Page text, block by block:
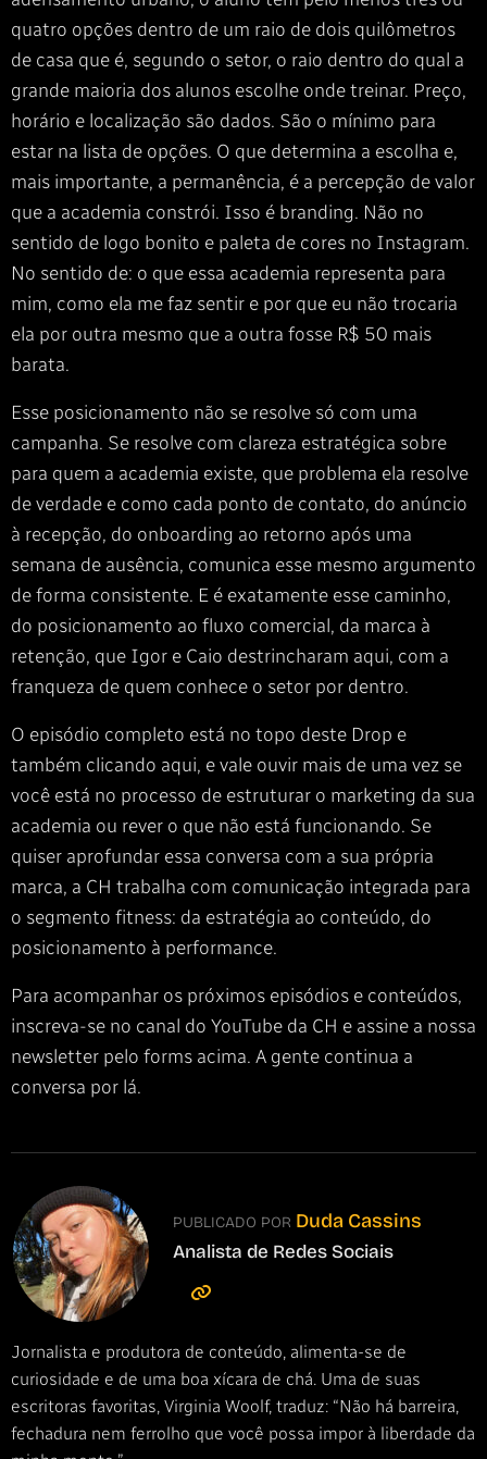
quatro opções dentro de um raio de dois quilômetros
de casa que é, segundo o setor, o raio dentro do qual a
grande maioria dos alunos escolhe onde treinar. Preço,
horário e localização são dados. São o mínimo para
estar na lista de opções. O que determina a escolha e,
mais importante, a permanência, é a percepção de valor
que a academia constrói. Isso é branding. Não no
sentido de logo bonito e paleta de cores no Instagram.
No sentido de: o que essa academia representa para
mim, como ela me faz sentir e por que eu não trocaria
ela por outra mesmo que a outra fosse R$ 50 mais
barata.
Esse posicionamento não se resolve só com uma
campanha. Se resolve com clareza estratégica sobre
para quem a academia existe, que problema ela resolve
de verdade e como cada ponto de contato, do anúncio
à recepção, do onboarding ao retorno após uma
semana de ausência, comunica esse mesmo argumento
de forma consistente. E é exatamente esse caminho,
do posicionamento ao fluxo comercial, da marca à
retenção, que Igor e Caio destrincharam aqui, com a
franqueza de quem conhece o setor por dentro.
O episódio completo está no topo deste Drop e
também clicando aqui, e vale ouvir mais de uma vez se
você está no processo de estruturar o marketing da sua
academia ou rever o que não está funcionando. Se
quiser aprofundar essa conversa com a sua própria
marca, a CH trabalha com comunicação integrada para
o segmento fitness: da estratégia ao conteúdo, do
posicionamento à performance.
Para acompanhar os próximos episódios e conteúdos,
inscreva-se no canal do YouTube da CH e assine a nossa
newsletter pelo forms acima. A gente continua a
conversa por lá.
PUBLICADO POR Duda Cassins
Analista de Redes Sociais
Jornalista e produtora de conteúdo, alimenta-se de
curiosidade e de uma boa xícara de chá. Uma de suas
escritoras favoritas, Virginia Woolf, traduz: “Não há barreira,
fechadura nem ferrolho que você possa impor à liberdade da